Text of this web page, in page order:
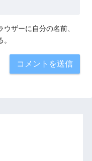
ザーに自分の名前、